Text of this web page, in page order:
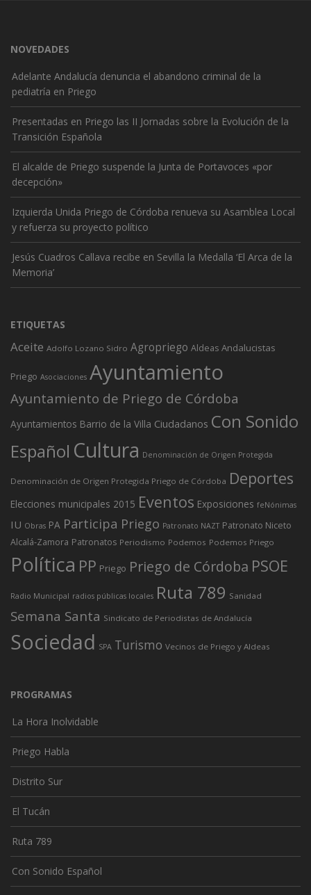
NOVEDADES
Adelante Andalucía denuncia el abandono criminal de la
pediatría en Priego
Presentadas en Priego las II Jornadas sobre la Evolución de la
Transición Española
El alcalde de Priego suspende la Junta de Portavoces «por
decepción»
Izquierda Unida Priego de Córdoba renueva su Asamblea Local
y refuerza su proyecto político
Jesús Cuadros Callava recibe en Sevilla la Medalla ‘El Arca de la
Memoria’
ETIQUETAS
Aceite Adolfo Lozano Sidro Agropriego Aldeas Andalucistas
Priego Asociaciones Ayuntamiento
Ayuntamiento de Priego de Córdoba
Ayuntamientos Barrio de la Villa Ciudadanos Con Sonido
Español Cultura Denominación de Origen Protegida
Denominación de Origen Protegida Priego de Córdoba Deportes
Elecciones municipales 2015 Eventos Exposiciones feNónimas
IU Obras PA Participa Priego Patronato NAZT Patronato Niceto
Alcalá-Zamora Patronatos Periodismo Podemos Podemos Priego
Política PP Priego Priego de Córdoba PSOE
Radio Municipal radios públicas locales Ruta 789 Sanidad
Semana Santa Sindicato de Periodistas de Andalucía
Sociedad SPA Turismo Vecinos de Priego y Aldeas
PROGRAMAS
La Hora Inolvidable
Priego Habla
Distrito Sur
El Tucán
Ruta 789
Con Sonido Español